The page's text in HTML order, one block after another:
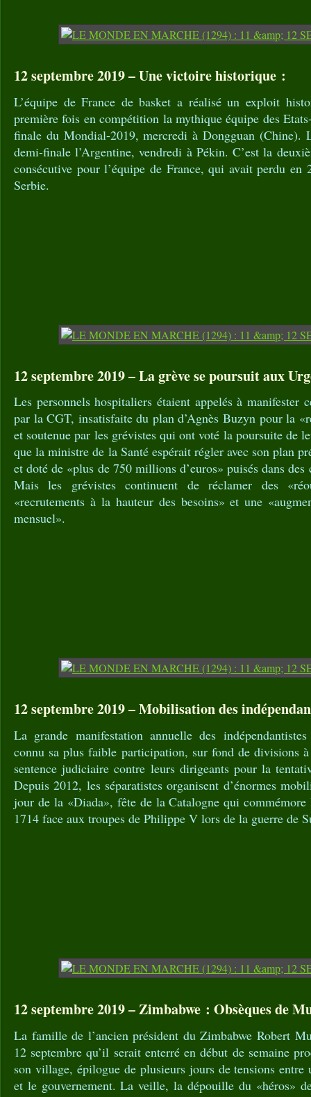
12 septembre 2019 – Une victoire historique :
L’équipe de France de basket a réalisé un exploit
première fois en compétition la mythique équipe des
finale du Mondial-2019, mercredi à Dongguan (Chine).
demi-finale l’Argentine, vendredi à Pékin. C’est la
consécutive pour l’équipe de France, qui avait perdu en
Serbie.
12 septembre 2019 – La grève se poursuit aux
Les personnels hospitaliers étaient appelés à manifester
par la CGT, insatisfaite du plan d’Agnès Buzyn pour la
et soutenue par les grévistes qui ont voté la poursuite de
que la ministre de la Santé espérait régler avec son plan
et doté de «plus de 750 millions d’euros» puisés dans
Mais les grévistes continuent de réclamer des
«recrutements à la hauteur des besoins» et une
mensuel».
12 septembre 2019 – Mobilisation des
La grande manifestation annuelle des
connu sa plus faible participation, sur fond de divisions
sentence judiciaire contre leurs dirigeants pour la
Depuis 2012, les séparatistes organisent d’énormes
jour de la «Diada», fête de la Catalogne qui
1714 face aux troupes de Philippe V lors de la guerre de
12 septembre 2019 – Zimbabwe : Obsèques de
La famille de l’ancien président du Zimbabwe Robert
12 septembre qu’il serait enterré en début de semaine
son village, épilogue de plusieurs jours de tensions entre
et le gouvernement. La veille, la dépouille du «héros»